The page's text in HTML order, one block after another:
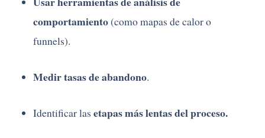
comportamiento(como mapas de calor o
funnels).
Medir tasas de abandono.
Identificar las etapas más lentas del proceso.